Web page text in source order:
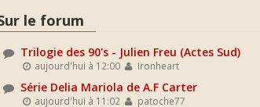
le forum
Trilogie des 90's - Julien Freu (Actes Sud)
aujourd'hui à 12:00 Ironheart
Série Delia Mariola de A.F Carter
aujourd'hui à 11:02 patoche77